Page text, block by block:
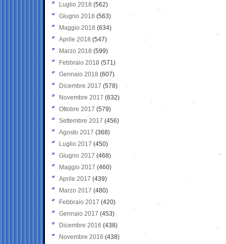
Luglio 2018 (562)
Giugno 2018 (563)
Maggio 2018 (634)
Aprile 2018 (547)
Marzo 2018 (599)
Febbraio 2018 (571)
Gennaio 2018 (607)
Dicembre 2017 (578)
Novembre 2017 (632)
Ottobre 2017 (579)
Settembre 2017 (456)
Agosto 2017 (368)
Luglio 2017 (450)
Giugno 2017 (468)
Maggio 2017 (460)
Aprile 2017 (439)
Marzo 2017 (480)
Febbraio 2017 (420)
Gennaio 2017 (453)
Dicembre 2016 (438)
Novembre 2016 (438)